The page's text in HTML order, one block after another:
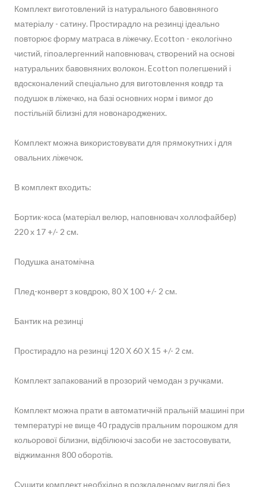
Комплект виготовлений із натурального бавовняного
матеріалу - сатину. Простирадло на резинці ідеально
повторює форму матраса в ліжечку. Ecotton - екологічно
чистий, гіпоалергенний наповнювач, створений на основі
натуральних бавовняних волокон. Ecotton полегшений і
вдосконалений спеціально для виготовлення ковдр та
подушок в ліжечко, на базі основних норм і вимог до
постільній білизні для новонароджених.
Комплект можна використовувати для прямокутних і для
овальних ліжечок.
В комплект входить:
Бортик-коса (матеріал велюр, наповнювач холлофайбер)
220 х 17 +/- 2 см.
Подушка анатомічна
Плед-конверт з ковдрою, 80 Х 100 +/- 2 см.
Бантик на резинці
Простирадло на резинці 120 Х 60 Х 15 +/- 2 см.
Комплект запакований в прозорий чемодан з ручками.
Комплект можна прати в автоматичній пральній машині при
температурі не вище 40 градусів пральним порошком для
кольорової білизни, відбілюючі засоби не застосовувати,
віджимання 800 оборотів.
Сушити комплект необхідно в розкладеному вигляді без